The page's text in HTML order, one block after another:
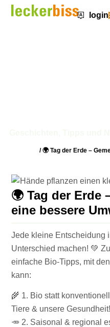
login
/🌍 Tag der Erde –
🌍 Tag der Erde
eine bessere
Jede kleine Entscheidung
Unterschied machen! 💚
einfache Bio-Tipps, mit
kann:
🌾 1. Bio statt
Tiere & unsere Gesundheit!
🥕 2. Saisonal & regional